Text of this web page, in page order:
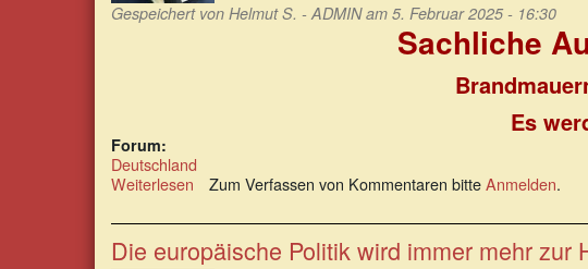
Gespeichert von Helmut S. - ADMINam 5. Februar 2025 - 16:30
Sachliche
Es
Forum:
Deutschland
Weiterlesen über
Auseinandersetzung?
Fehlanzeige!
Zum Verfassen von Kommentaren bitteAnmelden.
Die europäische Politik wird immer mehr zur